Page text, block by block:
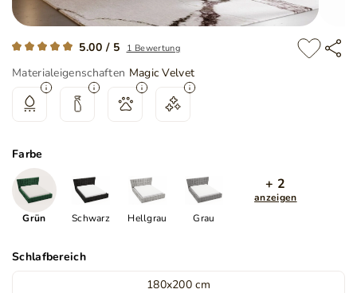
5.00 / 5 1 Bewertung
Materialeigenschaften Magic Velvet
Farbe
Grün Schwarz Hellgrau Grau
+ 2
anzeigen
Schlafbereich
180x200 cm